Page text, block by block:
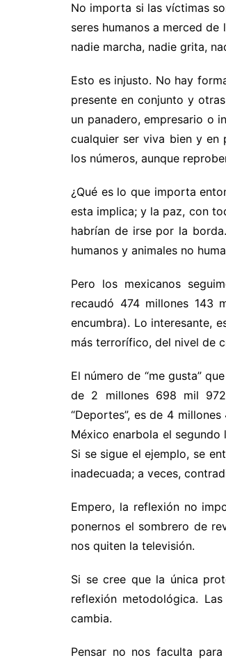
No importa si las víctimas
seres humanos a merced
nadie marcha, nadie grita,
Esto es injusto. No hay
presente en conjunto y
un panadero, empresario o
cualquier ser viva bien y en
los números, aunque
¿Qué es lo que importa
esta implica; y la paz, con
habrían de irse por la
humanos y animales no
Pero los mexicanos
recaudó 474 millones 143
encumbra). Lo interesante,
más terrorífico, del nivel de
El número de “me gusta”
de 2 millones 698 mil
“Deportes”, es de 4
México enarbola el
Si se sigue el ejemplo, se
inadecuada; a veces,
Empero, la reflexión no
ponernos el sombrero de
nos quiten la televisión.
Si se cree que la única
reflexión metodológica.
cambia.
Pensar no nos faculta